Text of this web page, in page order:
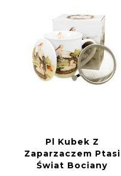
Pl Kubek Z
Zaparzaczem Ptasi
Świat Bociany